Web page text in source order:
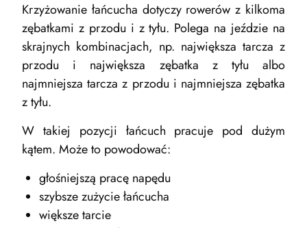
Krzyżowanie łańcucha dotyczy rowerów z kilkoma
zębatkami z przodu i z tyłu. Polega na jeździe na
skrajnych kombinacjach, np. największa tarcza z
przodu i największa zębatka z tyłu albo
najmniejsza tarcza z przodu i najmniejsza zębatka
z tyłu.
W takiej pozycji łańcuch pracuje pod dużym
kątem. Może to powodować:
głośniejszą pracę napędu
szybsze zużycie łańcucha
większe tarcie